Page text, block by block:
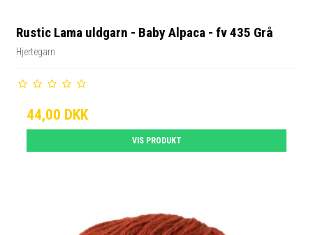
Rustic Lama uldgarn - Baby Alpaca - fv 435 Grå
Hjertegarn
44,00 DKK
VIS PRODUKT